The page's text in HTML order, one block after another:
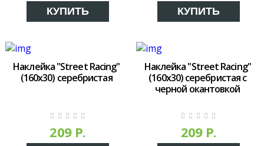
КУПИТЬ КУПИТЬ
Наклейка "Street Racing"
(160х30) серебристая
209 Р.
Наклейка "Street Racing"
(160х30) серебристая с
черной окантовкой
209 Р.